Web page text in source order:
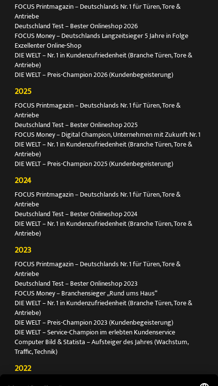
FOCUS Printmagazin – Deutschlands Nr. 1 für Türen, Tore &
Antriebe
Deutschland Test – Bester Onlineshop 2026
FOCUS Money – Deutschlands Langzeitsieger 5 Jahre in Folge
Exzellenter Online-Shop
DIE WELT – Nr. 1 in Kundenzufriedenheit (Branche Türen, Tore &
Antriebe)
DIE WELT – Preis-Champion 2026 (Kundenbegeisterung)
2025
FOCUS Printmagazin – Deutschlands Nr. 1 für Türen, Tore &
Antriebe
Deutschland Test – Bester Onlineshop 2025
FOCUS Money – Digital Champion, Unternehmen mit Zukunft Nr. 1
DIE WELT – Nr. 1 in Kundenzufriedenheit (Branche Türen, Tore &
Antriebe)
DIE WELT – Preis-Champion 2025 (Kundenbegeisterung)
2024
FOCUS Printmagazin – Deutschlands Nr. 1 für Türen, Tore &
Antriebe
Deutschland Test – Bester Onlineshop 2024
DIE WELT – Nr. 1 in Kundenzufriedenheit (Branche Türen, Tore &
Antriebe)
2023
FOCUS Printmagazin – Deutschlands Nr. 1 für Türen, Tore &
Antriebe
Deutschland Test – Bester Onlineshop 2023
FOCUS Money – Branchensieger „Rund ums Haus“
DIE WELT – Nr. 1 in Kundenzufriedenheit (Branche Türen, Tore &
Antriebe)
DIE WELT – Preis-Champion 2023 (Kundenbegeisterung)
DIE WELT – Service-Champion im erlebten Kundenservice
Computer Bild & Statista – Aufsteiger des Jahres (Wachstum,
Traffic, Technik)
2022